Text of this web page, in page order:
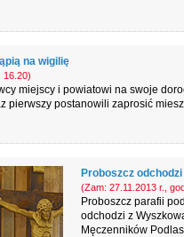
na wigilię
16.20)
miejscy i powiatowi na swoje
pierwszy postanowili zaprosić
Proboszcz
(Zam: 27.11.2013 r.,
Proboszcz parafii
odchodzi z
Męczenników